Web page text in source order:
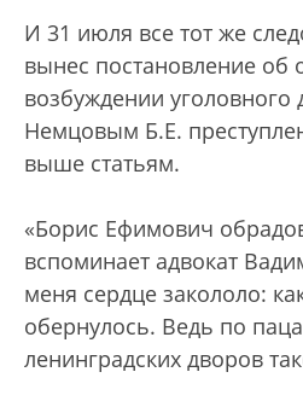
И 31 июля все тот же
вынес постановление об
возбуждении
Немцовым Б.Е.
выше статьям.
«Борис Ефимович
вспоминает адвокат
меня сердце закололо:
обернулось. Ведь по
ленинградских дворов